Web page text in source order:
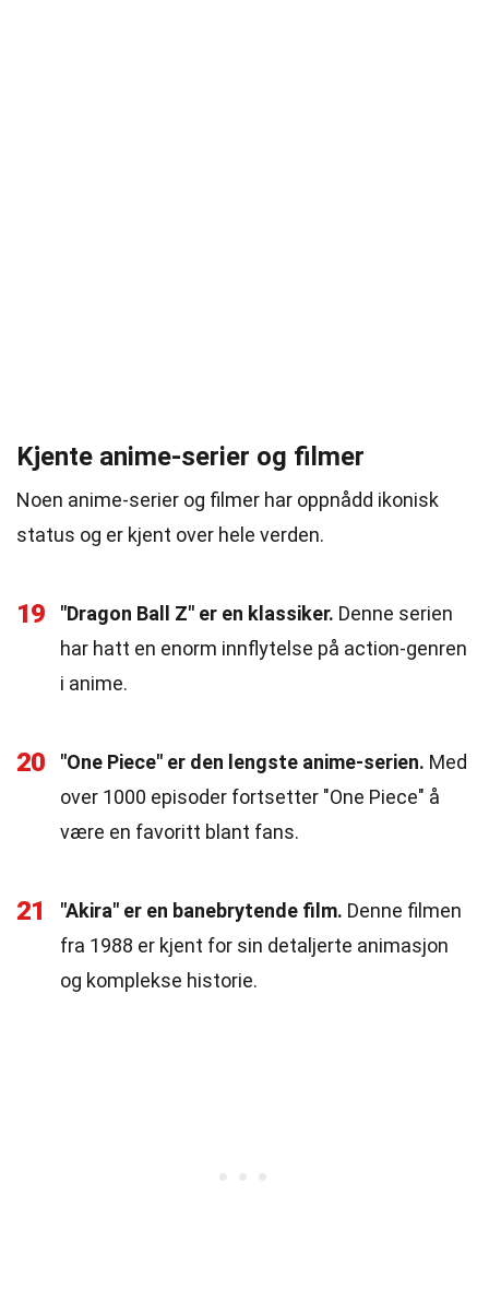
Kjente anime-serier og filmer
Noen anime-serier og filmer har oppnådd ikonisk
status og er kjent over hele verden.
19 "Dragon Ball Z" er en klassiker. Denne serien
har hatt en enorm innflytelse på action-genren
i anime.
20 "One Piece" er den lengste anime-serien. Med
over 1000 episoder fortsetter "One Piece" å
være en favoritt blant fans.
21 "Akira" er en banebrytende film. Denne filmen
fra 1988 er kjent for sin detaljerte animasjon
og komplekse historie.